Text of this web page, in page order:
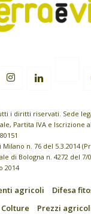
i diritti riservati. Sede
Partita IVA e Iscrizione
n. 76 del 5.3.2014
di Bologna n. 4272 del 7/
2014
agricoli
Difesa
Colture
Prezzi